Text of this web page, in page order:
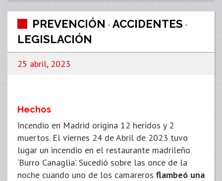
PREVENCIÓN - ACCIDENTES -
LEGISLACIÓN
25 abril, 2023
Hechos
Incendio en Madrid origina 12 heridos y 2
muertos. El viernes 24 de Abril de 2023 tuvo
lugar un incendio en el restaurante madrileño
‘Burro Canaglia’. Sucedió sobre las once de la
noche cuando uno de los camareros flambeó una